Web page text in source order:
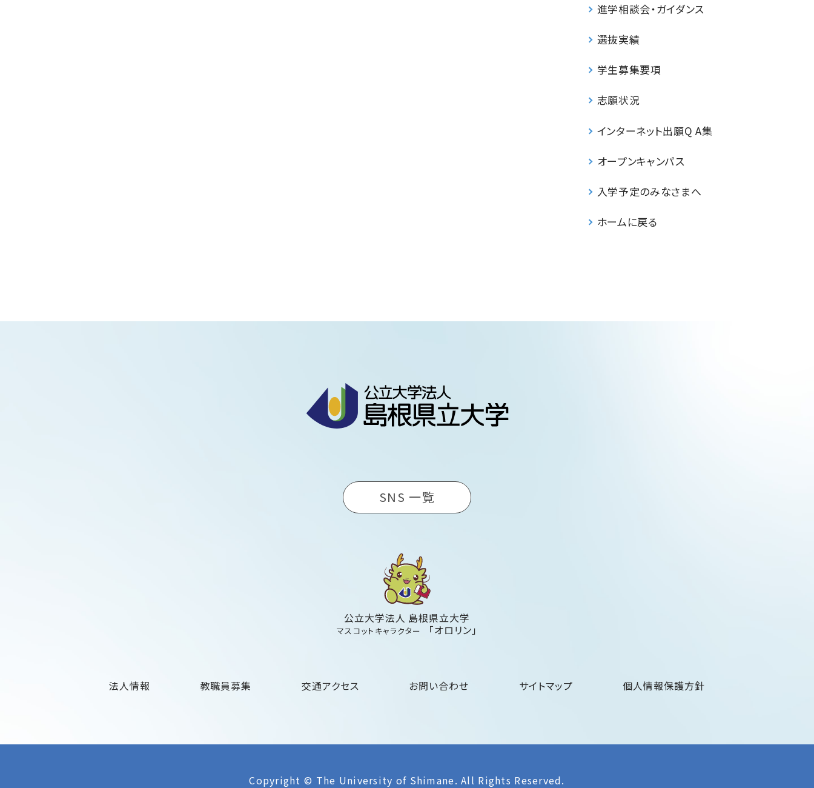
進学相談会・ガイダンス
選抜実績
学生募集要項
志願状況
インターネット出願Q A集
オープンキャンパス
入学予定のみなさまへ
ホームに戻る
SNS 一覧
公立大学法人 島根県立大学
マスコットキャラクター 「オロリン」
法人情報 教職員募集 交通アクセス お問い合わせ サイトマップ 個人情報保護方針
Copyright © The University of Shimane. All Rights Reserved.